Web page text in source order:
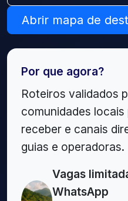
Abrir mapa de
Por que agora?
Roteiros validados
comunidades
receber e canais
guias e operadoras.
Vagas
WhatsApp